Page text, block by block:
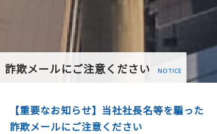
詐欺メールにご注意ください NOTICE
【重要なお知らせ】当社社長名等を騙った
詐欺メールにご注意ください